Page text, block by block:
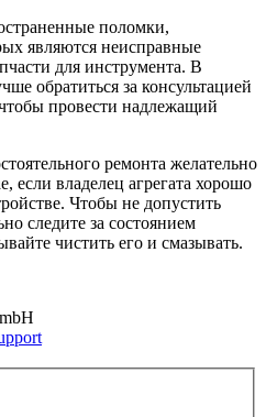
поломки,
являются неисправные
для инструмента. В
обратиться за консультацией
провести надлежащий
ремонта желательно
если владелец агрегата хорошо
Чтобы не допустить
следите за состоянием
чистить его и смазывать.